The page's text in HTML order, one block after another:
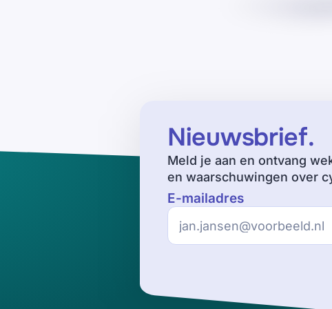
Nieuwsbrief.
Meld je aan en ontvang
en waarschuwingen over
E-mailadres